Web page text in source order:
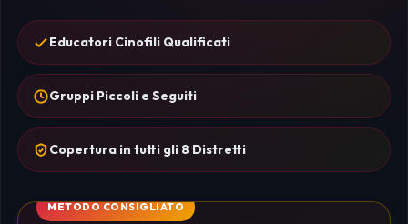
Educatori Cinofili Qualificati
Gruppi Piccoli e Seguiti
Copertura in tutti gli 8 Distretti